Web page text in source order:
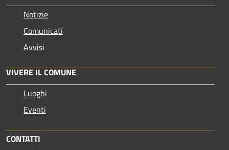
Notizie
Comunicati
Avvisi
VIVERE IL COMUNE
Luoghi
Eventi
CONTATTI